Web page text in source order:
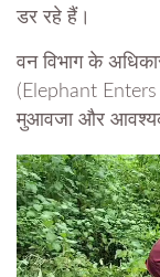
डर रहे हैं।
वन विभाग के
(Elephant Enters
मुआवजा और आवश्यक